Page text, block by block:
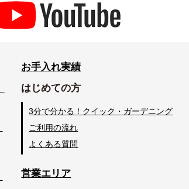
お手入れ実績
はじめての方
3分で分かる！クイック・ガーデニング
ご利用の流れ
よくある質問
営業エリア